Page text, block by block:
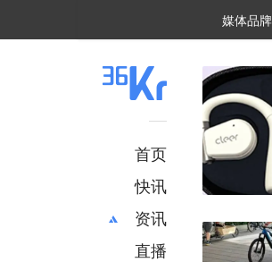
媒体品牌
首页
快讯
资讯
推荐
直播